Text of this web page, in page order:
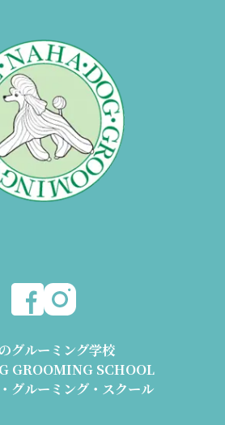
グルーミング学校
GROOMING SCHOOL
グルーミング・スクール